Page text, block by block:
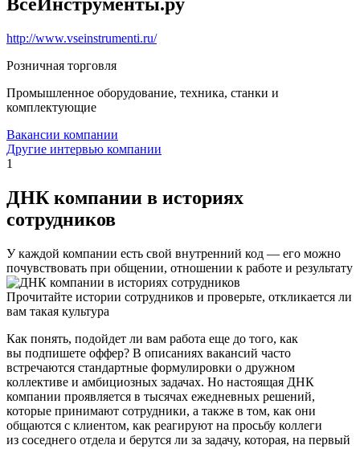
http://www.vseinstrumenti.ru/
Розничная торговля
Промышленное оборудование, техника, станки и
комплектующие
Вакансии компании
Другие интервью компании
1
ДНК компании в историях
сотрудников
У каждой компании есть свой внутренний код — его можно
почувствовать при общении, отношении к работе и результату
Прочитайте истории сотрудников и проверьте, откликается ли
вам такая культура
Как понять, подойдет ли вам работа еще до того, как
вы подпишете оффер? В описаниях вакансий часто
встречаются стандартные формулировки о дружном
коллективе и амбициозных задачах. Но настоящая ДНК
компании проявляется в тысячах ежедневных решений,
которые принимают сотрудники, а также в том, как они
общаются с клиентом, как реагируют на просьбу коллеги
из соседнего отдела и берутся ли за задачу, которая, на первый